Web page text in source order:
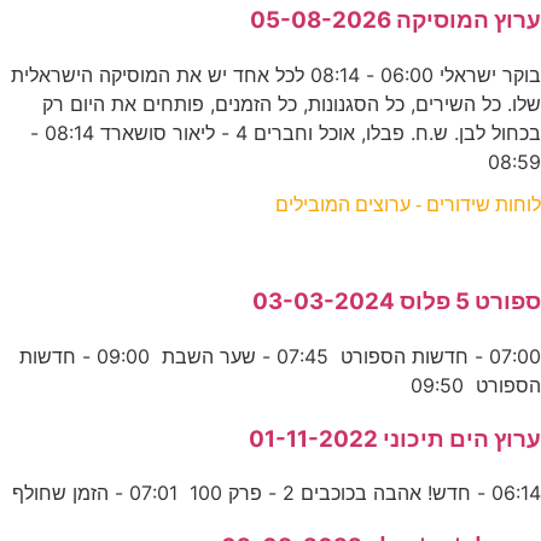
ערוץ המוסיקה 05-08-2026
בוקר ישראלי 06:00 - 08:14 לכל אחד יש את המוסיקה הישראלית
שלו. כל השירים, כל הסגנונות, כל הזמנים, פותחים את היום רק
בכחול לבן. ש.ח. פבלו, אוכל וחברים 4 - ליאור סושארד 08:14 -
08:59
לוחות שידורים - ערוצים המובילים
ספורט 5 פלוס 03-03-2024
07:00 - חדשות הספורט 07:45 - שער השבת 09:00 - חדשות
הספורט 09:50
ערוץ הים תיכוני 01-11-2022
06:14 - חדש! אהבה בכוכבים 2 - פרק 100 07:01 - הזמן שחולף